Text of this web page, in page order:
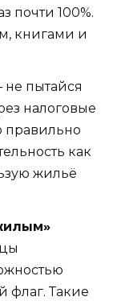
почти 100%.
книгами и
пытайся
налоговые
правильно
как
жильё
флаг. Такие